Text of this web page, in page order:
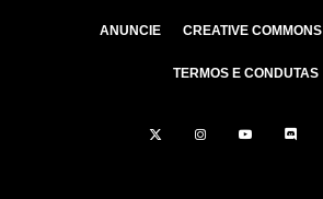
ANUNCIE CREATIVE COMMONS
TERMOS E CONDUTAS